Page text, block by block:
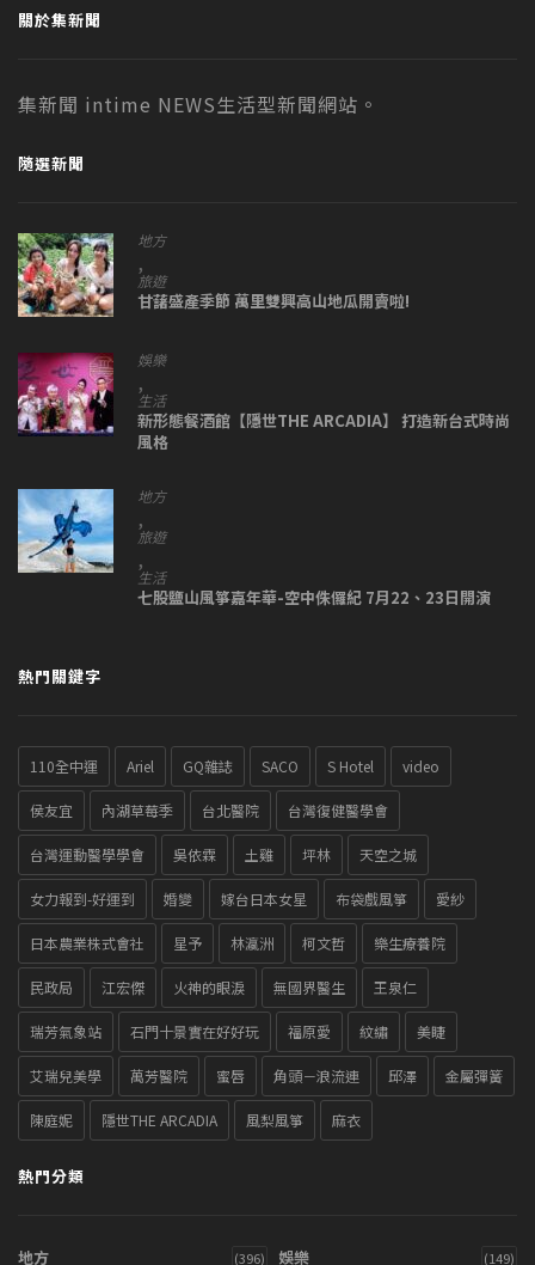
關於集新聞
集新聞 intime NEWS生活型新聞網站。
隨選新聞
地方
,
旅遊
甘藷盛產季節 萬里雙興高山地瓜開賣啦!
娛樂
,
生活
新形態餐酒館【隱世THE ARCADIA】 打造新台式時尚
風格
地方
,
旅遊
,
生活
七股鹽山風箏嘉年華-空中侏儸紀 7月22、23日開演
熱門關鍵字
110全中運 Ariel GQ雜誌 SACO S Hotel video
侯友宜 內湖草莓季 台北醫院 台灣復健醫學會
台灣運動醫學學會 吳依霖 土雞 坪林 天空之城
女力報到-好運到 婚變 嫁台日本女星 布袋戲風箏 愛紗
日本農業株式會社 星予 林瀛洲 柯文哲 樂生療養院
民政局 江宏傑 火神的眼淚 無國界醫生 王泉仁
瑞芳氣象站 石門十景實在好好玩 福原愛 紋繡 美睫
艾瑞兒美學 萬芳醫院 蜜唇 角頭－浪流連 邱澤 金屬彈簧
陳庭妮 隱世THE ARCADIA 風梨風箏 麻衣
熱門分類
地方 (396) 娛樂 (149)